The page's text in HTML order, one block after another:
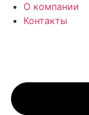
О компании
Контакты